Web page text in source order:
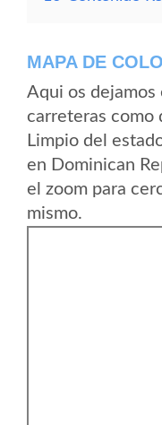
MAPA DE
Aqui os
carreteras como
Limpio del
en Dominican
el zoom para
mismo.